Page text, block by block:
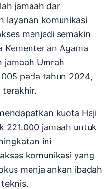
jamaah dari
layanan komunikasi
menjadi semakin
Kementerian Agama
jamaah Umrah
pada tahun 2024,
kuota Haji
221.000 jamaah untuk
ini
komunikasi yang
menjalankan ibadah